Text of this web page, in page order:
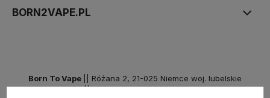
BORN2VAPE.PL
Born To Vape
|| Różana 2, 21-025 Niemce woj. lubelskie
NIP: 7141861133 || E:kontakt@born2vape.plT:665 744 477